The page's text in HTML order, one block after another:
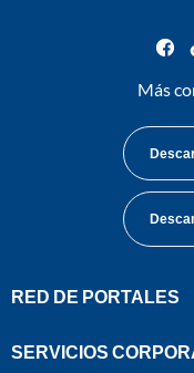
Más
RED DE PORTALES
SERVICIOS